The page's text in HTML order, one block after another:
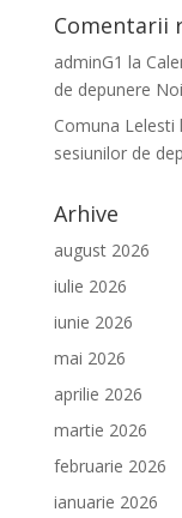
Comentarii
adminG1 la
de depunere
Comuna Lelesti
sesiunilor de
Arhive
august 2026
iulie 2026
iunie 2026
mai 2026
aprilie 2026
martie 2026
februarie 2026
ianuarie 2026